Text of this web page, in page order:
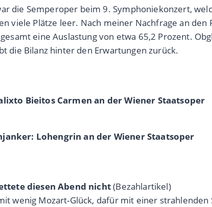
die Semperoper beim 9. Symphoniekonzert,
viele Plätze leer. Nach meiner Nachfrage an
eine Auslastung von etwa 65,2 Prozent.
die Bilanz hinter den Erwartungen zurück.
Bieitos Carmen an der Wiener Staatsoper
Lohengrin an der Wiener Staatsoper
diesen Abend nicht(Bezahlartikel)
wenig Mozart-Glück, dafür mit einer